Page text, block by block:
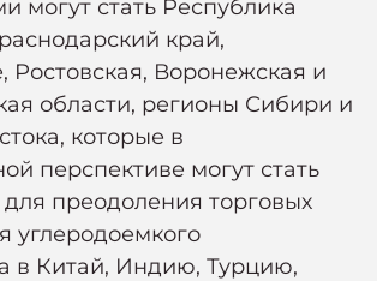
могут стать Республика
край,
Ростовская, Воронежская и
области, регионы Сибири и
которые в
перспективе могут стать
преодоления торговых
углеродоемкого
в Китай, Индию, Турцию,